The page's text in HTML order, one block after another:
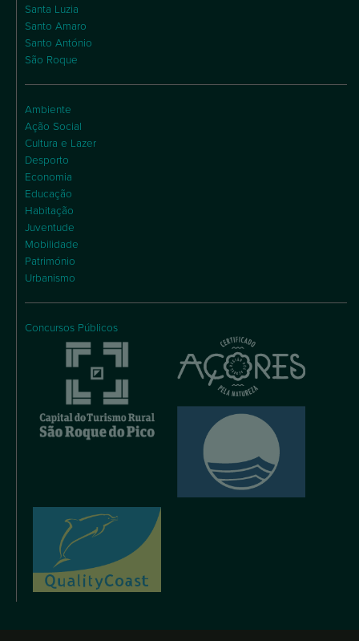
Santa Luzia
Santo Amaro
Santo António
São Roque
Ambiente
Ação Social
Cultura e Lazer
Desporto
Economia
Educação
Habitação
Juventude
Mobilidade
Património
Urbanismo
Concursos Públicos